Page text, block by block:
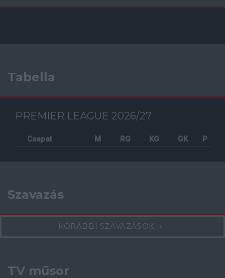
Tabella
PREMIER LEAGUE 2026/27
Csapat M RG KG GK P
Szavazás
KORÁBBI SZAVAZÁSOK
TV műsor